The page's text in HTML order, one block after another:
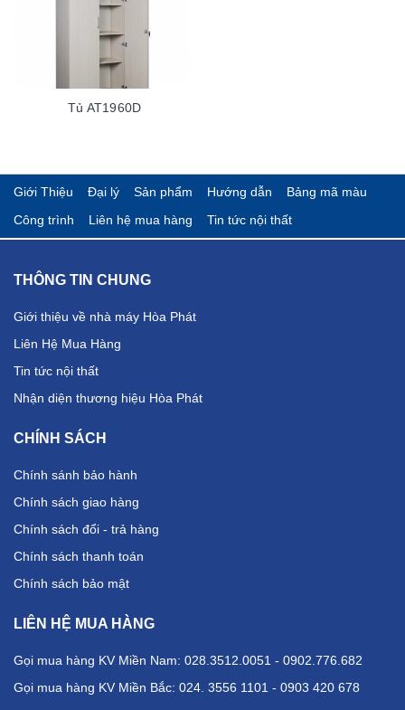
Tủ AT1960D
Giới Thiệu Đại lý Sản phẩm Hướng dẫn
Bảng mã màu
Công trình
Liên hệ mua hàng Tin tức nội thất
THÔNG TIN CHUNG
Giới thiệu về nhà máy Hòa Phát
Liên Hệ Mua Hàng
Tin tức nội thất
Nhận diện thương hiệu Hòa Phát
CHÍNH SÁCH
Chính sánh bảo hành
Chính sách giao hàng
Chính sách đổi - trả hàng
Chính sách thanh toán
Chính sách bảo mật
LIÊN HỆ MUA HÀNG
Gọi mua hàng KV Miền Nam: 028.3512.0051 - 0902.776.682
Gọi mua hàng KV Miền Bắc: 024. 3556 1101 - 0903 420 678